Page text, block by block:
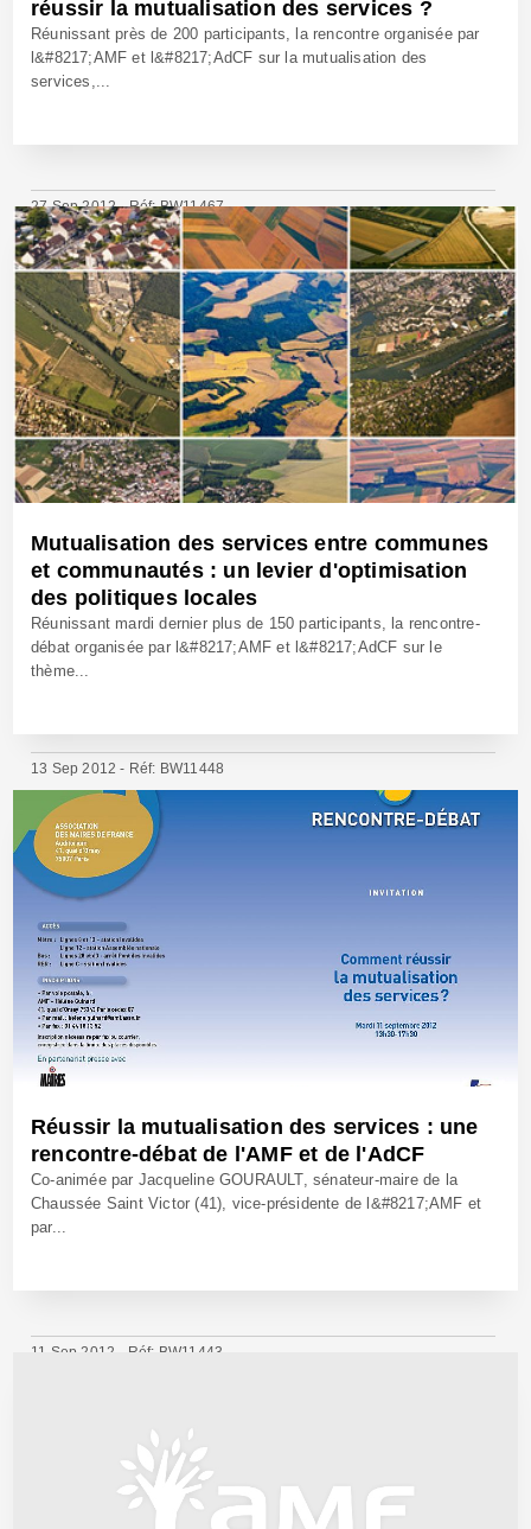
réussir la mutualisation des services ?
Réunissant près de 200 participants, la rencontre organisée par
l&#8217;AMF et l&#8217;AdCF sur la mutualisation des
services,...
27 Sep 2012 - Réf: BW11467
Mutualisation des services entre communes
et communautés : un levier d'optimisation
des politiques locales
Réunissant mardi dernier plus de 150 participants, la rencontre-
débat organisée par l&#8217;AMF et l&#8217;AdCF sur le
thème...
13 Sep 2012 - Réf: BW11448
Réussir la mutualisation des services : une
rencontre-débat de l'AMF et de l'AdCF
Co-animée par Jacqueline GOURAULT, sénateur-maire de la
Chaussée Saint Victor (41), vice-présidente de l&#8217;AMF et
par...
11 Sep 2012 - Réf: BW11443